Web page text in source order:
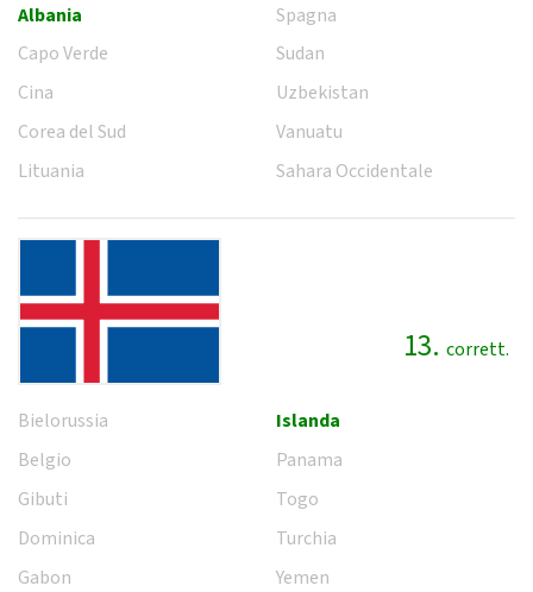
Albania
Capo Verde
Cina
Corea del Sud
Lituania
Spagna
Sudan
Uzbekistan
Vanuatu
Sahara Occidentale
13. corrett.
Bielorussia
Belgio
Gibuti
Dominica
Gabon
Islanda
Panama
Togo
Turchia
Yemen